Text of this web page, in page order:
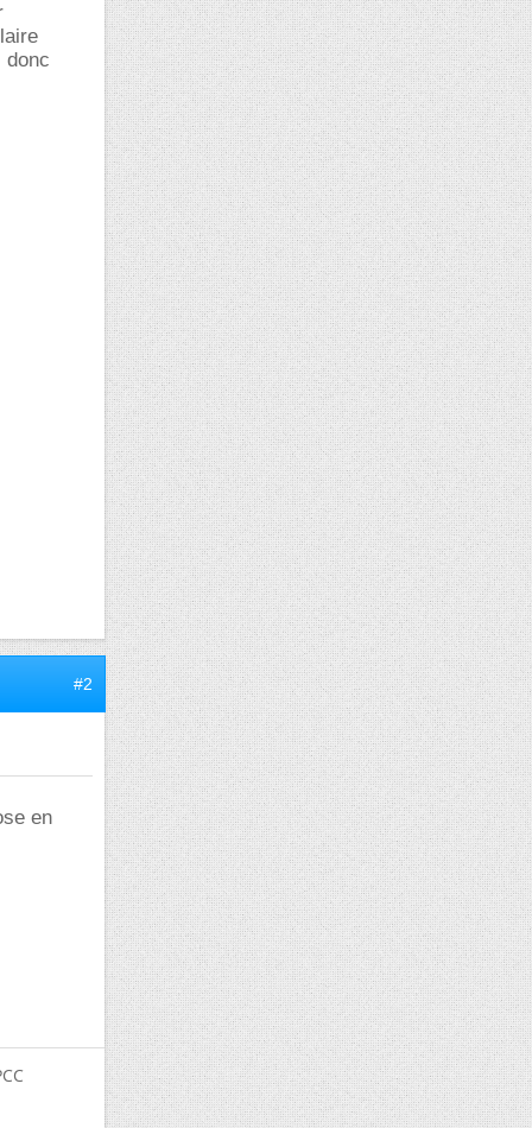
donc
#2
en